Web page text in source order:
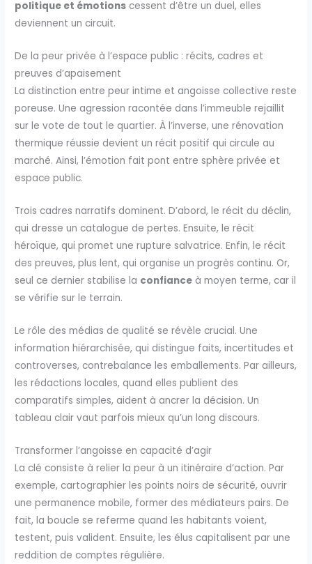
politique et émotions cessent d’être un duel, elles
deviennent un circuit.
De la peur privée à l’espace public : récits, cadres et
preuves d’apaisement
La distinction entre peur intime et angoisse collective reste
poreuse. Une agression racontée dans l’immeuble rejaillit
sur le vote de tout le quartier. À l’inverse, une rénovation
thermique réussie devient un récit positif qui circule au
marché. Ainsi, l’émotion fait pont entre sphère privée et
espace public.
Trois cadres narratifs dominent. D’abord, le récit du déclin,
qui dresse un catalogue de pertes. Ensuite, le récit
héroïque, qui promet une rupture salvatrice. Enfin, le récit
des preuves, plus lent, qui organise un progrès continu. Or,
seul ce dernier stabilise la confiance à moyen terme, car il
se vérifie sur le terrain.
Le rôle des médias de qualité se révèle crucial. Une
information hiérarchisée, qui distingue faits, incertitudes et
controverses, contrebalance les emballements. Par ailleurs,
les rédactions locales, quand elles publient des
comparatifs simples, aident à ancrer la décision. Un
tableau clair vaut parfois mieux qu’un long discours.
Transformer l’angoisse en capacité d’agir
La clé consiste à relier la peur à un itinéraire d’action. Par
exemple, cartographier les points noirs de sécurité, ouvrir
une permanence mobile, former des médiateurs pairs. De
fait, la boucle se referme quand les habitants voient,
testent, puis valident. Ensuite, les élus capitalisent par une
reddition de comptes régulière.